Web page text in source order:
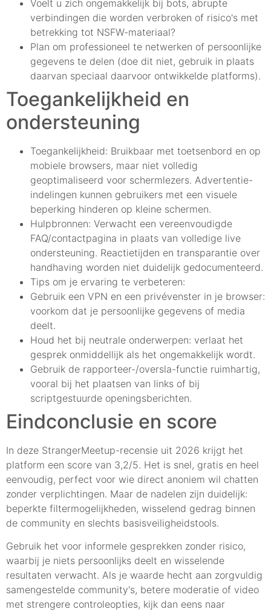
Voelt u zich ongemakkelijk bij bots, abrupte
verbindingen die worden verbroken of risico's met
betrekking tot NSFW-materiaal?
Plan om professioneel te netwerken of persoonlijke
gegevens te delen (doe dit niet, gebruik in plaats
daarvan speciaal daarvoor ontwikkelde platforms).
Toegankelijkheid en
ondersteuning
Toegankelijkheid: Bruikbaar met toetsenbord en op
mobiele browsers, maar niet volledig
geoptimaliseerd voor schermlezers. Advertentie-
indelingen kunnen gebruikers met een visuele
beperking hinderen op kleine schermen.
Hulpbronnen: Verwacht een vereenvoudigde
FAQ/contactpagina in plaats van volledige live
ondersteuning. Reactietijden en transparantie over
handhaving worden niet duidelijk gedocumenteerd.
Tips om je ervaring te verbeteren:
Gebruik een VPN en een privévenster in je browser:
voorkom dat je persoonlijke gegevens of media
deelt.
Houd het bij neutrale onderwerpen: verlaat het
gesprek onmiddellijk als het ongemakkelijk wordt.
Gebruik de rapporteer-/oversla-functie ruimhartig,
vooral bij het plaatsen van links of bij
scriptgestuurde openingsberichten.
Eindconclusie en score
In deze StrangerMeetup-recensie uit 2026 krijgt het
platform een score van 3,2/5. Het is snel, gratis en heel
eenvoudig, perfect voor wie direct anoniem wil chatten
zonder verplichtingen. Maar de nadelen zijn duidelijk:
beperkte filtermogelijkheden, wisselend gedrag binnen
de community en slechts basisveiligheidstools.
Gebruik het voor informele gesprekken zonder risico,
waarbij je niets persoonlijks deelt en wisselende
resultaten verwacht. Als je waarde hecht aan zorgvuldig
samengestelde community's, betere moderatie of video
met strengere controleopties, kijk dan eens naar